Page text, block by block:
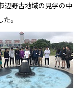
辺野古地域の見学の中
。